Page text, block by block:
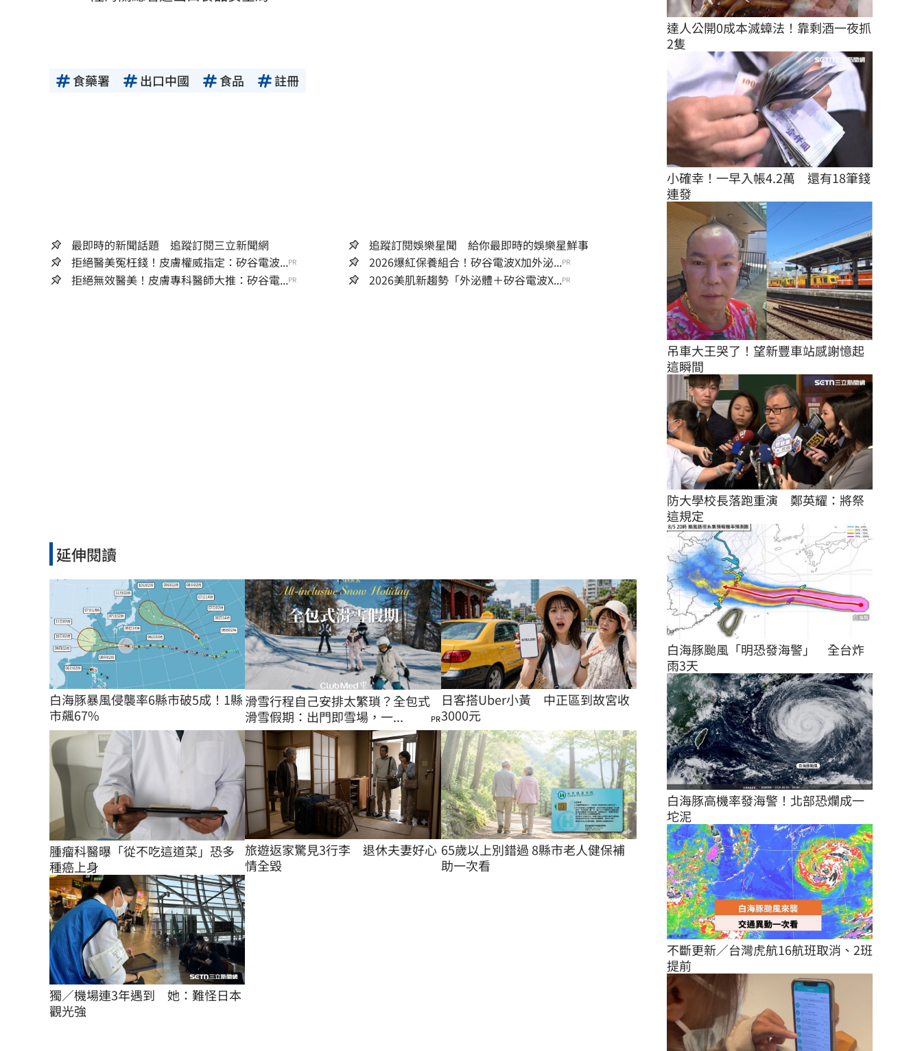
食藥署 出口中國 食品 註冊
最即時的新聞話題 追蹤訂閱三立新聞網
追蹤訂閱娛樂星聞 給你最即時的娛樂星鮮事
拒絕醫美冤枉錢！皮膚權威指定：矽谷電波...PR 2026爆紅保養組合！矽谷電波X加外泌...PR
拒絕無效醫美！皮膚專科醫師大推：矽谷電...PR 2026美肌新趨勢「外泌體＋矽谷電波X...PR
延伸閱讀
白海豚暴風侵襲率6縣市破5成！1縣
市飆67%
滑雪行程自己安排太繁瑣？全包式
滑雪假期：出門即雪場，一...
PR
日客搭Uber小黃　中正區到故宮收
3000元
腫瘤科醫曝「從不吃這道菜」恐多
種癌上身
旅遊返家驚見3行李　退休夫妻好心
情全毀
65歲以上別錯過 8縣市老人健保補
助一次看
獨／機場連3年遇到　她：難怪日本
觀光強
達人公開0成本滅蟑法！靠剩酒一夜抓
2隻
小確幸！一早入帳4.2萬　還有18筆錢
連發
吊車大王哭了！望新豐車站感謝憶起
這瞬間
防大學校長落跑重演　鄭英耀：將祭
這規定
白海豚颱風「明恐發海警」　全台炸
雨3天
白海豚高機率發海警！北部恐爛成一
坨泥
不斷更新／台灣虎航16航班取消、2班
提前